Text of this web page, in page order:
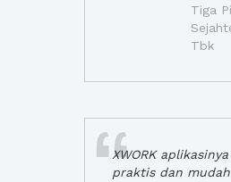
Tiga
Tbk
XWORK
praktis dan mudah